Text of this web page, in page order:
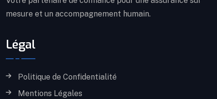
mesure et un accompagnement humain.
Légal
Politique de Confidentialité
Mentions Légales